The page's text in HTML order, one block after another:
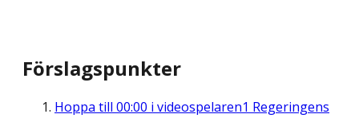
Förslagspunkter
Hoppa till 00:00 i videospelaren1 Regeringens